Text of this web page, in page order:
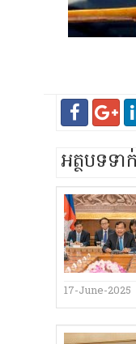
អត្ថបទទ
17-June-2025